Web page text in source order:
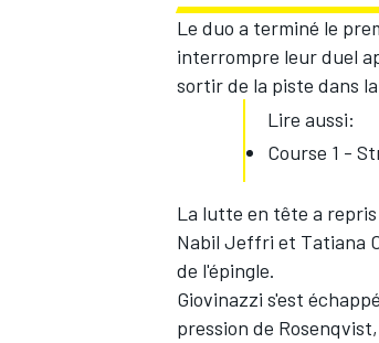
Le duo a terminé le
interrompre leur duel
sortir de la piste dans
Lire aussi:
Course 1 -
La lutte en tête a
Nabil Jeffri et Tatiana
de l'épingle.
Giovinazzi s'est
pression de